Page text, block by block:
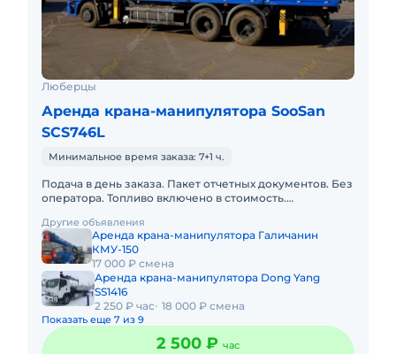
Люберцы
Аренда крана-манипулятора SooSan
SCS746L
Минимальное время заказа: 7+1 ч.
Подача в день заказа. Пакет отчетных документов. Без
оператора. Топливо включено в стоимость.
с малой наработ
Другие объявления
Аренда крана-манипулятора Галичанин
КМУ-150
17 000 ₽ смена
Аренда крана-манипулятора Dong Yang
SS1416
2 250 ₽ час 18 000 ₽ смена
Показать еще 7 из 9
2 500 ₽ час